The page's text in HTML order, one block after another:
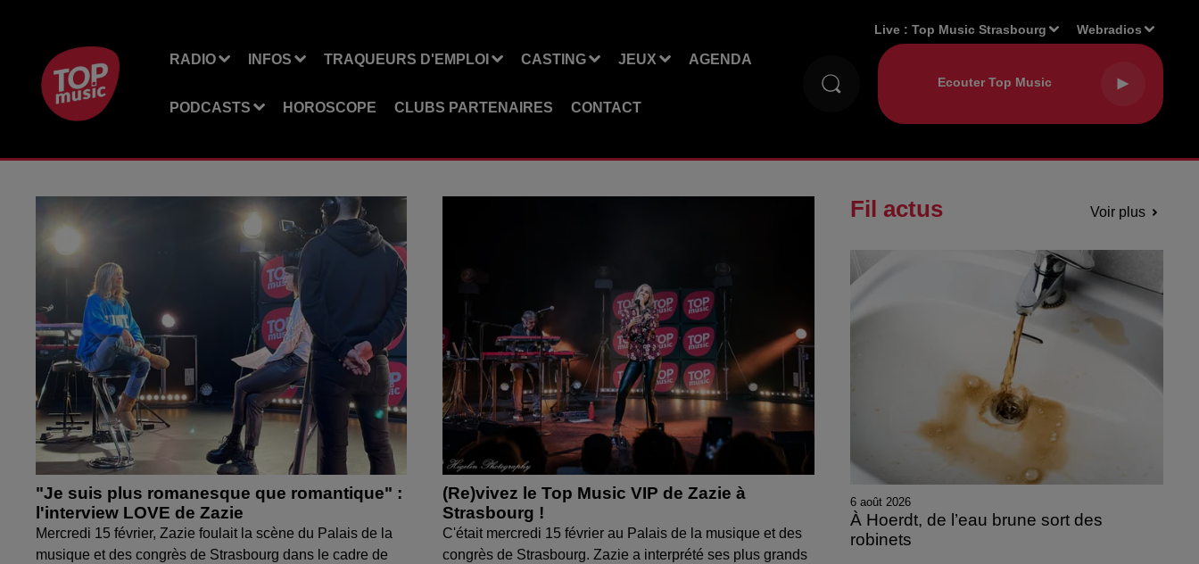
RADIO INFOS TRAQUEURS D'EMPLOI CASTING JEUX AGENDA
PODCASTS HOROSCOPE CLUBS PARTENAIRES CONTACT
Live :Top Music Strasbourg Webradios
"Je suis plus romanesque que romantique" :
l'interview LOVE de Zazie
Mercredi 15 février, Zazie foulait la scène du Palais de la
musique et des congrès de Strasbourg dans le cadre de
(Re)vivez le Top Music VIP de Zazie à
Strasbourg !
C'était mercredi 15 février au Palais de la musique et des
congrès de Strasbourg. Zazie a interprété ses plus grands
Fil actus Voir plus
6 août 2026
À Hoerdt, de l’eau brune sort des
robinets